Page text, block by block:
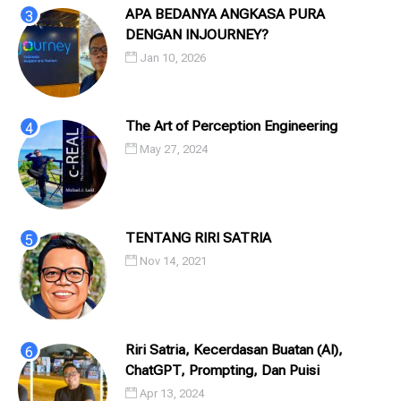
APA BEDANYA ANGKASA PURA
DENGAN INJOURNEY?
Jan 10, 2026
The Art of Perception Engineering
May 27, 2024
TENTANG RIRI SATRIA
Nov 14, 2021
Riri Satria, Kecerdasan Buatan (AI),
ChatGPT, Prompting, Dan Puisi
Apr 13, 2024